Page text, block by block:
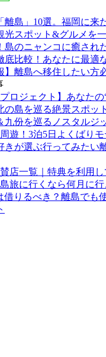
島」10選。福岡に来
スポット&グルメを
島のニャンコに癒され
比較！あなたに最適
】離島へ移住したい方
ロジェクト】あなたの
の島を巡る絶景スポッ
九份を巡るノスタルジ
遊！3泊5日よくばり
きが選ぶ行ってみたい
店一覧｜特典を利用
旅に行くなら何月に
りるべき？離島でも